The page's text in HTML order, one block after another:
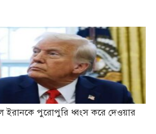
ইরানকে পুরোপুরি ধ্বংস করে দেওয়ার